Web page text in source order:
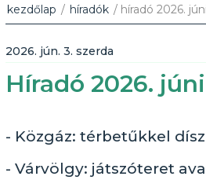
kezdőlap / híradók / híradó 2026.
2026. jún. 3. szerda
Híradó 2026.
- Közgáz: térbetűkkel
- Várvölgy: játszóteret